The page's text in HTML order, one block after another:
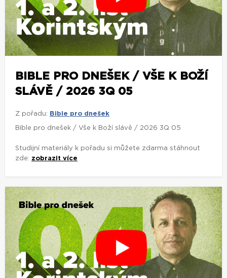
BIBLE PRO DNEŠEK / VŠE K BOŽÍ
SLÁVĚ / 2026 3Q 05
Z pořadu: Bible pro dnešek
Bible pro dnešek / Vše k Boží slávě / 2026 3Q 05
Studijní materiály k pořadu si můžete zdarma stáhnout
zde: zobrazit více